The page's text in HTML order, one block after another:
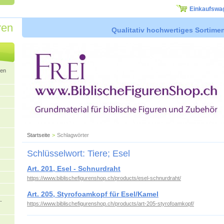
Qualitativ hochwertiges
Startseite > Schlagwörter
Schlüsselwort: Tiere; Esel
Art. 201, Esel - Schnurdraht
https://www.biblischefigurenshop.ch/products/esel-schnurdraht/
Art. 205, Styrofoamkopf für Esel/Kamel
https://www.biblischefigurenshop.ch/products/art-205-styrofoamkopf/